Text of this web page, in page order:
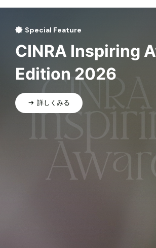
Special Feature
CINRA Inspiring
Edition 2026
詳しくみる